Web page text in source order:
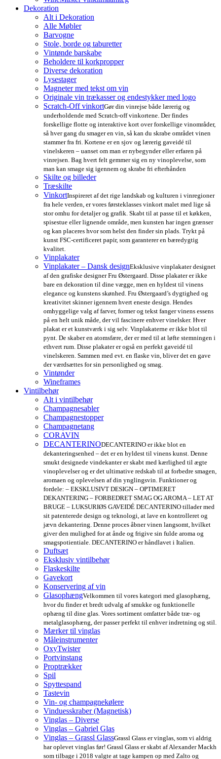
Dekoration
Alt i Dekoration
Alle Møbler
Barvogne
Stole, borde og taburetter
Vintønde barskabe
Beholdere til korkpropper
Diverse dekoration
Lysestager
Magneter med tekst om vin
Originale vin trækasser og endestykker med logo
Scratch-Off vinkortGør din vinrejse både lærerig og
underholdende med Scratch-off vinkortene. Der findes
forskellige flotte og interaktive kort over forskellige vinområder,
så hver gang du smager en vin, så kan du skrabe området vinen
stammer fra fri. Kortene er en sjov og lærerig gaveidé til
vinelskeren – uanset om man er nybegynder eller erfaren på
vinrejsen. Bag hvert felt gemmer sig en ny vinoplevelse, som
man kan smage sig igennem og skrabe fri efterhånden
Skilte og billeder
Træskilte
VinkortInspireret af det rige landskab og kulturen i vinregioner
fra hele verden, er vores førsteklasses vinkort malet med lige så
stor omhu for detaljer og grafik. Skabt til at passe til et køkken,
spisestue eller lignende område, men kunsten har ingen grænser
og kan placeres hvor som helst den finder sin plads. Trykt på
kunst FSC-certificeret papir, som garanterer en bæredygtig
kvalitet.
Vinplakater
Vinplakater – Dansk designEksklusive vinplakater designet
af den grafiske designer Fru Østergaard. Disse plakater er ikke
bare en dekoration til dine vægge, men en hyldest til vinens
elegance og kunstens skønhed. Fru Østergaard’s dygtighed og
kreativitet skinner igennem hvert eneste design. Hendes
omhyggelige valg af farver, former og tekst fanger vinens essens
på en helt unik måde, der vil fascinere enhver vinelsker. Hver
plakat er et kunstværk i sig selv. Vinplakaterne er ikke blot til
pynt. De skaber en atomsfære, der er med til at løfte stemningen i
ethvert rum. Disse plakater er også en perfekt gaveidé til
vinelskeren. Sammen med evt. en flaske vin, bliver det en gave
der værdsættes for sin personlighed og smag.
Vintønder
Wineframes
Vintilbehør
Alt i vintilbehør
Champagnesabler
Champagnestopper
Champagnetang
CORAVIN
DECANTERINODECANTERINO er ikke blot en
dekanteringsenhed – det er en hyldest til vinens kunst. Denne
smukt designede vindekanter er skabt med kærlighed til ægte
vinoplevelser og er det ultimative redskab til at forbedre smagen,
aromaen og oplevelsen af din ynglingsvin. Funktioner og
fordele: – EKSKLUSIVT DESIGN – OPTIMERET
DEKANTERING – FORBEDRET SMAG OG AROMA – LET AT
BRUGE – LUKSURIØS GAVEIDÉ DECANTERINO tillader med
sit patenterede design og teknologi, at lave en kontrolleret og
jævn dekantering. Denne proces åbner vinen langsomt, hvilket
giver den mulighed for at ånde og frigive sin fulde aroma og
smagspotientiale. DECANTERINO er håndlavet i Italien.
Duftsæt
Eksklusiv vintilbehør
Flaskeskilte
Gavekort
Konservering af vin
GlasophængVelkommen til vores kategori med glasophæng,
hvor du finder et bredt udvalg af smukke og funktionelle
ophæng til dine glas. Vores sortiment omfatter både træ- og
metalglasophæng, der passer perfekt til enhver indretning og stil.
Mærker til vinglas
Måleinstrumenter
OxyTwister
Portvinstang
Proptrækker
Spil
Spyttespand
Tastevin
Vin- og champagnekølere
Vinduesskraber (Magnetisk)
Vinglas – Diverse
Vinglas – Gabriel Glas
Vinglas – Grassl GlassGrassl Glass er vinglas, som vi aldrig
har oplevet vinglas før! Grassl Glass er skabt af Alexander Mackh
som tilbage i 2018 valgte at tage kampen op med Zalto og